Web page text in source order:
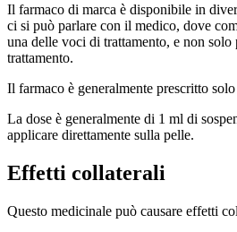
Il farmaco di marca è disponibile in
ci si può parlare con il medico, dove
una delle voci di trattamento, e non solo
trattamento.
Il farmaco è generalmente prescritto
La dose è generalmente di 1 ml di
applicare direttamente sulla pelle.
Effetti collaterali
Questo medicinale può causare effetti